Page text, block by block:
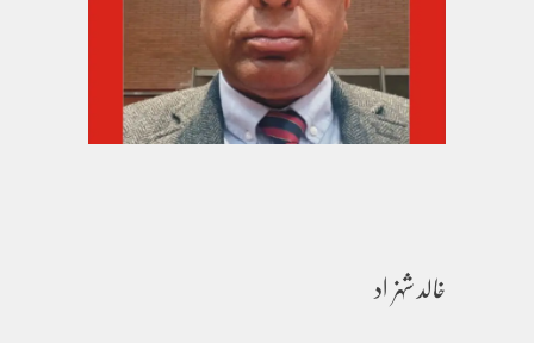
خالد شہزاد